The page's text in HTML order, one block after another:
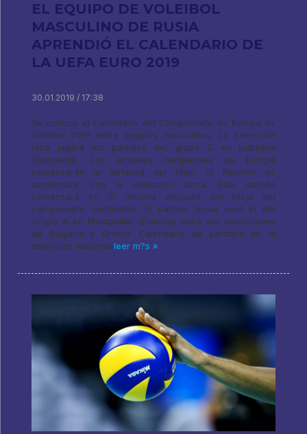
EL EQUIPO DE VOLEIBOL
MASCULINO DE RUSIA
APRENDIÓ EL CALENDARIO DE
LA UEFA EURO 2019
30.01.2019 / 17:38
Se conoce el calendario del Campeonato de Europa de
Voleibol 2019 entre equipos masculinos. La selección
rusa jugará los partidos del grupo C en Liubliana
(Eslovenia). Los actuales campeones de Europa
comenzarán la defensa del título 12 Reunión de
septiembre con la selección turca. Este partido
comenzará en 15 minutos después del inicio del
campeonato continental. El partido inicial será el del
Grupo A en Montpellier (Francia) entre las selecciones
de Bulgaria y Grecia. Calendario de partidos de la
selección nacional leer m?s »